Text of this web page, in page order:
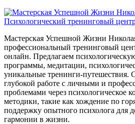
Мастерская Успешной Жизни
профессиональный тренинговый
онлайн. Предлагаем
программы, медитации,
уникальные тренинги-путешествия.
глубокой работе с личными и
проблемами через психологическое
методики, такие как хождение по
поддержку опытного психолога для
гармонии в жизни.